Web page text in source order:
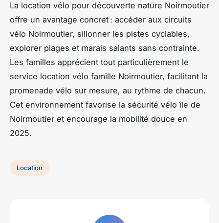
La location vélo pour découverte nature Noirmoutier
offre un avantage concret : accéder aux circuits
vélo Noirmoutier, sillonner les pistes cyclables,
explorer plages et marais salants sans contrainte.
Les familles apprécient tout particulièrement le
service location vélo famille Noirmoutier, facilitant la
promenade vélo sur mesure, au rythme de chacun.
Cet environnement favorise la sécurité vélo île de
Noirmoutier et encourage la mobilité douce en
2025.
Location